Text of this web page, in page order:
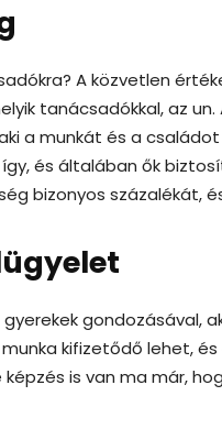
A közvetlen
tanácsadókkal, az
a munkát és a
és általában ők
bizonyos százalékát,
gondozásával,
kifizetődő lehet,
is van ma már,